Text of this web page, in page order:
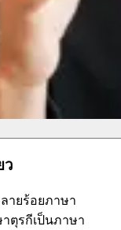
ว
ายร้อยภาษา
ตุรกีเป็นภาษา